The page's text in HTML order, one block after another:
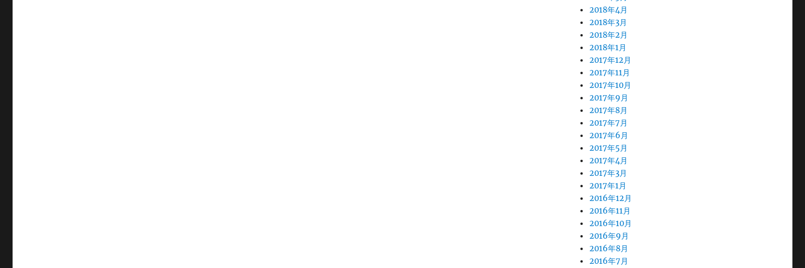
2018年4月
2018年3月
2018年2月
2018年1月
2017年12月
2017年11月
2017年10月
2017年9月
2017年8月
2017年7月
2017年6月
2017年5月
2017年4月
2017年3月
2017年1月
2016年12月
2016年11月
2016年10月
2016年9月
2016年8月
2016年7月